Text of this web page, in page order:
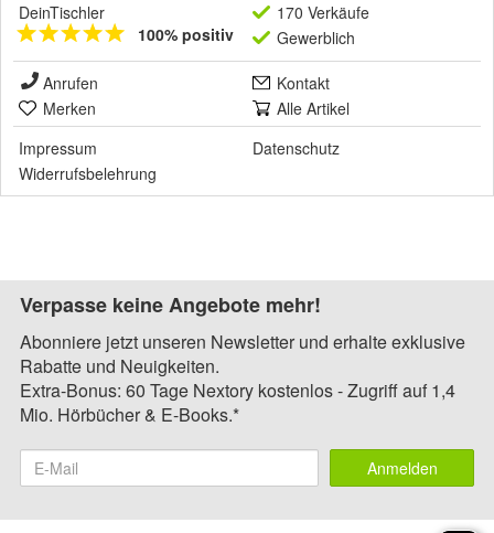
DeinTischler
100% positiv
170 Verkäufe
Gewerblich
Anrufen
Kontakt
Merken
Alle Artikel
Impressum
Datenschutz
Widerrufsbelehrung
Verpasse keine Angebote mehr!
Abonniere jetzt unseren Newsletter und erhalte exklusive
Rabatte und Neuigkeiten.
Extra-Bonus: 60 Tage Nextory kostenlos - Zugriff auf 1,4
Mio. Hörbücher & E-Books.*
Anmelden